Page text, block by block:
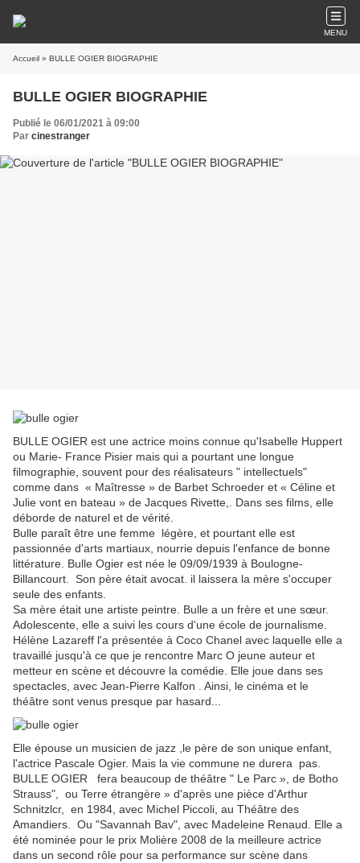
MENU
Accueil » BULLE OGIER BIOGRAPHIE
BULLE OGIER BIOGRAPHIE
Publié le 06/01/2021 à 09:00
Par cinestranger
BULLE OGIER est une actrice moins connue qu'Isabelle Huppert
ou Marie- France Pisier mais qui a pourtant une longue
filmographie, souvent pour des réalisateurs " intellectuels"
comme dans « Maîtresse » de Barbet Schroeder et « Céline et
Julie vont en bateau » de Jacques Rivette,. Dans ses films, elle
déborde de naturel et de vérité.
Bulle paraît être une femme légère, et pourtant elle est
passionnée d'arts martiaux, nourrie depuis l'enfance de bonne
littérature. Bulle Ogier est née le 09/09/1939 à Boulogne-
Billancourt. Son père était avocat. il laissera la mère s'occuper
seule des enfants.
Sa mère était une artiste peintre. Bulle a un frère et une sœur.
Adolescente, elle a suivi les cours d'une école de journalisme.
Hélène Lazareff l'a présentée à Coco Chanel avec laquelle elle a
travaillé jusqu'à ce que je rencontre Marc O jeune auteur et
metteur en scène et découvre la comédie. Elle joue dans ses
spectacles, avec Jean-Pierre Kalfon . Ainsi, le cinéma et le
théâtre sont venus presque par hasard...
Elle épouse un musicien de jazz , le père de son unique enfant,
l'actrice Pascale Ogier. Mais la vie commune ne durera pas.
BULLE OGIER fera beaucoup de théâtre " Le Parc », de Botho
Strauss", ou Terre étrangère » d'après une pièce d'Arthur
Schnitzlcr, en 1984, avec Michel Piccoli, au Théâtre des
Amandiers. Ou "Savannah Bav", avec Madeleine Renaud. Elle a
été nominée pour le prix Molière 2008 de la meilleure actrice
dans un second rôle pour sa performance sur scène dans